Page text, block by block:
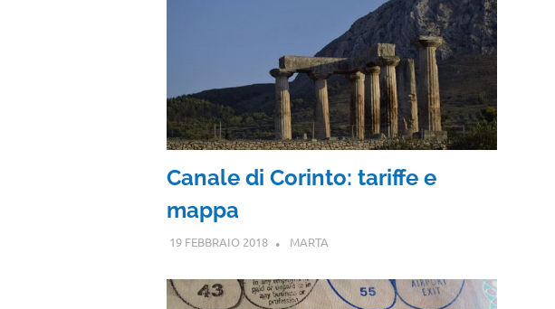
Canale di Corinto: tariffe e
mappa
19 FEBBRAIO 2018 MARTA